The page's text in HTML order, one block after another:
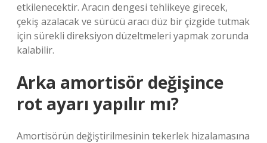
etkilenecektir. Aracın dengesi tehlikeye girecek,
çekiş azalacak ve sürücü aracı düz bir çizgide tutmak
için sürekli direksiyon düzeltmeleri yapmak zorunda
kalabilir.
Arka amortisör değişince
rot ayarı yapılır mı?
Amortisörün değiştirilmesinin tekerlek hizalamasına